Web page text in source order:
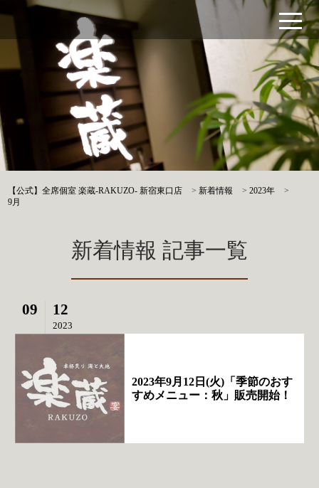
【公式】全席個室 楽蔵‐RAKUZO‐ 新宿東口店 >新着情報 >2023年
>
9月
新着情報 記事一覧
09 12
2023
2023年9月12日(火)「季節のおす
すめメニュー：秋」販売開始！